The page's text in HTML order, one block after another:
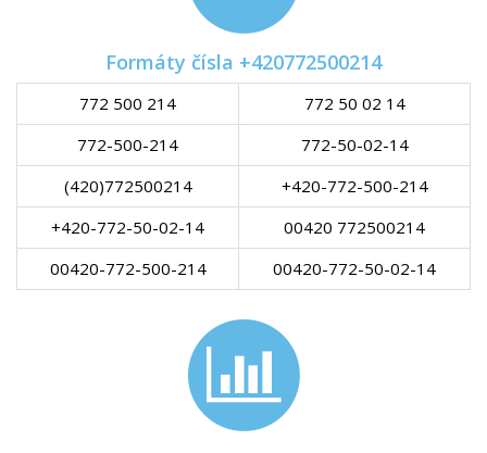
Formáty čísla +420772500214
772 500 214
772 50 02 14
772-500-214
772-50-02-14
(420)772500214
+420-772-500-214
+420-772-50-02-14
00420 772500214
00420-772-500-214
00420-772-50-02-14